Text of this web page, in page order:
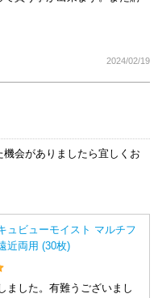
2024/02/19
会がありましたら宜しくお
ュビューモイスト マルチフ
近両用 (30枚)
ました。有難うございまし